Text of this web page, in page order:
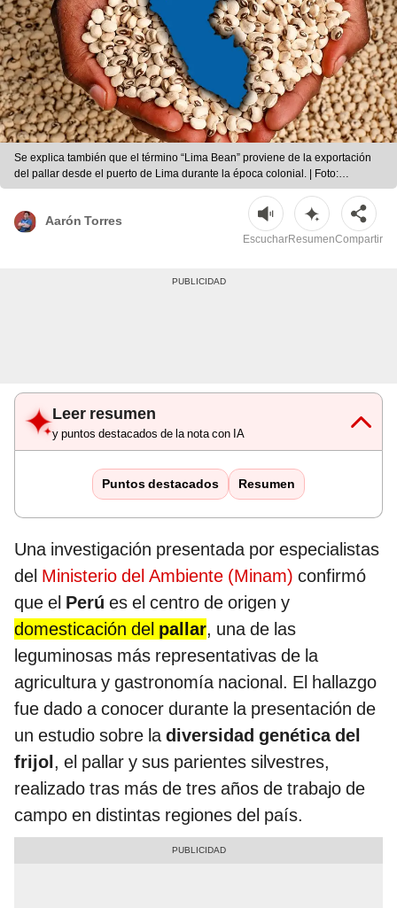
Se explica también que el término “Lima Bean” proviene de la exportación
del pallar desde el puerto de Lima durante la época colonial. | Foto:
Andina/Freepik/Composición LR
Aarón Torres
EscucharResumenCompartir
Leer resumen
y puntos destacados de la nota con IA
Puntos destacados Resumen
Una investigación presentada por especialistas
del Ministerio del Ambiente (Minam) confirmó
que el Perú es el centro de origen y
domesticación del pallar, una de las
leguminosas más representativas de la
agricultura y gastronomía nacional. El hallazgo
fue dado a conocer durante la presentación de
un estudio sobre ladiversidad genética del
frijol, el pallar y sus parientes silvestres,
realizado tras más de tres años de trabajo de
campo en distintas regiones del país.